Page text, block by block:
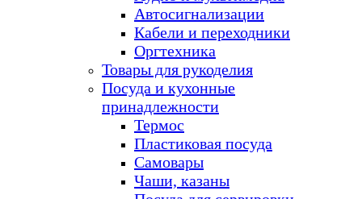
Автосигнализации
Кабели и переходники
Оргтехника
Товары для рукоделия
Посуда и кухонные
принадлежности
Термос
Пластиковая посуда
Самовары
Чаши, казаны